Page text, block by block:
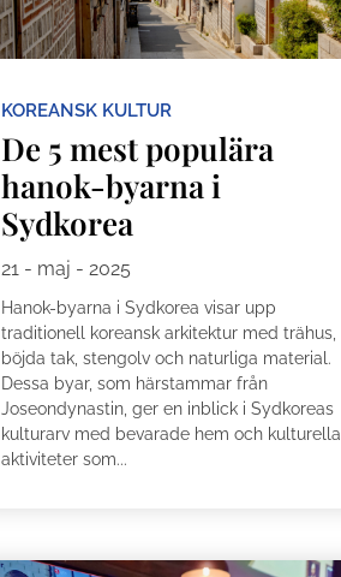
KOREANSK KULTUR
De 5 mest populära
hanok-byarna i
Sydkorea
21 - maj - 2025
Hanok-byarna i Sydkorea visar upp
traditionell koreansk arkitektur med trähus,
böjda tak, stengolv och naturliga material.
Dessa byar, som härstammar från
Joseondynastin, ger en inblick i Sydkoreas
kulturarv med bevarade hem och kulturella
aktiviteter som...